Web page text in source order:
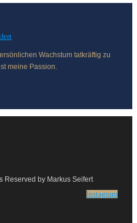
Wachstum tatkräftig zu
meine Passion.
Reserved by Markus Seifert
Instagram